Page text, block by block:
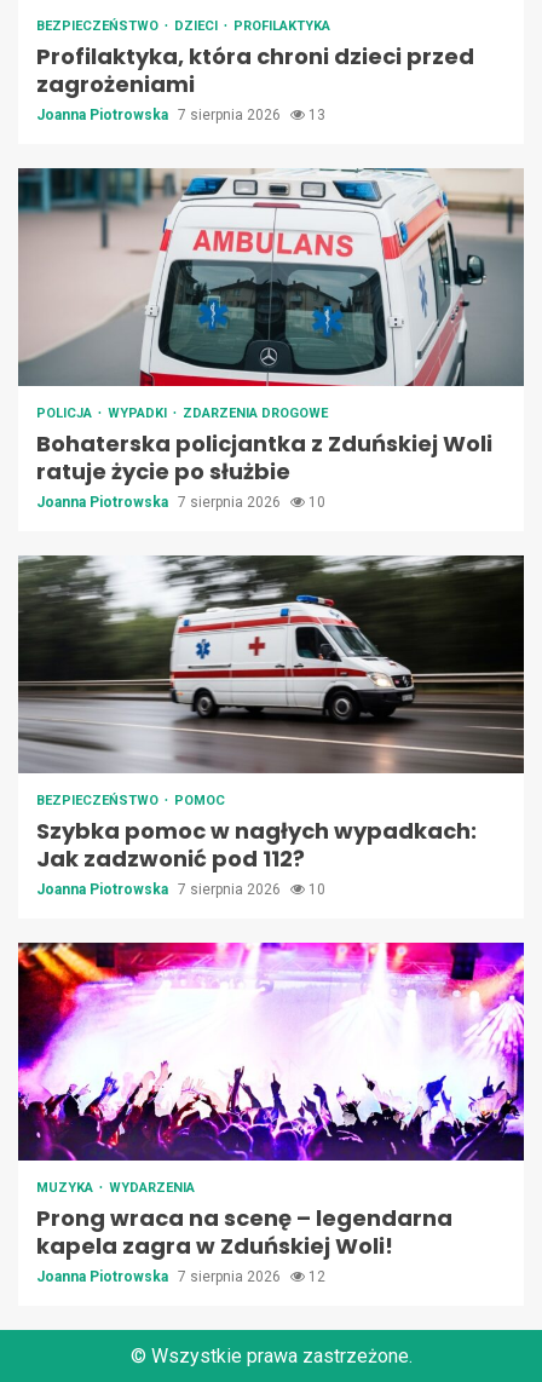
BEZPIECZEŃSTWO DZIECI PROFILAKTYKA
Profilaktyka, która chroni dzieci przed
zagrożeniami
Joanna Piotrowska 7 sierpnia 2026 13
POLICJA WYPADKI ZDARZENIA DROGOWE
Bohaterska policjantka z Zduńskiej Woli
ratuje życie po służbie
Joanna Piotrowska 7 sierpnia 2026 10
BEZPIECZEŃSTWO POMOC
Szybka pomoc w nagłych wypadkach:
Jak zadzwonić pod 112?
Joanna Piotrowska 7 sierpnia 2026 10
MUZYKA WYDARZENIA
Prong wraca na scenę – legendarna
kapela zagra w Zduńskiej Woli!
Joanna Piotrowska 7 sierpnia 2026 12
© Wszystkie prawa zastrzeżone.